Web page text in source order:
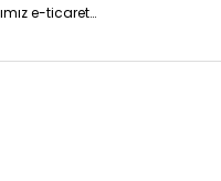
e-ticaret
gerçekleştiriyoruz.
müşterilerimize
çok kolay bir